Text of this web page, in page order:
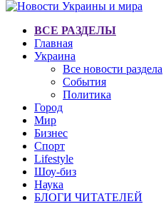
ВСЕ РАЗДЕЛЫ
Главная
Украина
Все новости раздела
События
Политика
Город
Мир
Бизнес
Спорт
Lifestyle
Шоу-биз
Наука
БЛОГИ ЧИТАТЕЛЕЙ